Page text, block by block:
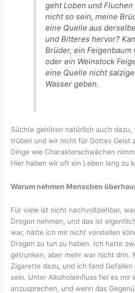
geht Loben und
nicht so sein, meine
eine Quelle aus
und Bitteres hervor?
Brüder, ein Feigenbaum
oder ein Weinstock
eine Quelle nicht
Wasser geben.
Süchte gehören natürlich auch dazu,
trüben und wir nicht für Gottes Geist
Dinge wie Charakterschwächen
Hier haben wir oft ein Leben lang zu
Warum nehmen Menschen
Für viele ist nicht nachvollziehbar,
Drogen nehmen, und das ist
war, hätte ich mir nicht vorstellen
Drogen zu tun zu haben. Ich hatte
getrunken, aber mehr war nicht drin.
Zigarette dazu, und ich fand
sein. Unter Alkoholeinfluss fiel es mir
anzusprechen, und wenn das